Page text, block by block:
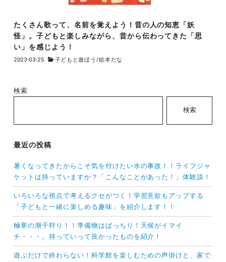
たくさん歌って、名前を覚えよう！昔の人の知恵「妖
怪」。子どもと楽しみながら、昔から伝わってきた「思
い」を感じよう！
2023-03-25 子どもと遊ぼう /絵本だな
検索
検索
最近の投稿
暑くなってきたからこそ気を付けたい水の事故！！ライフジャ
ケットは持っていますか？「こんなことがあった！」体験談！
いろいろな視点で考えるクセがつく！学習意欲もアップする
「子どもと一緒に楽しめる趣味」を紹介します！！
極寒の潮干狩り！！準備物はばっちり！天候がイマイ
チ・・・。持っていって良かったものを紹介！
遊ぶだけで終わらない！科学館を楽しむための声掛けと、家で